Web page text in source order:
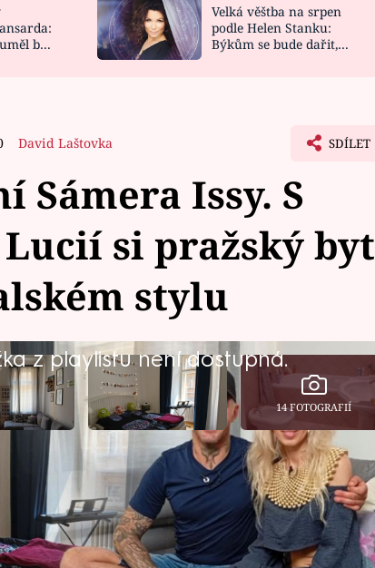
NOVINKY
VIDEORECEPTY
by
Velká věštba na srpen
podle Helen Stanku:
Býkům se bude dařit,
David Laštovka SDÍLET
Sámera Issy. S
si pražský byt
stylu
z playlistu není dostupná.
14 FOTOGRAFIÍ
mladší přítelkyní, zpěvačkou, herečkou
tři byty. Pro společné bydlení si
centru Prahy. Vlastní ho Lucie. Jak to v